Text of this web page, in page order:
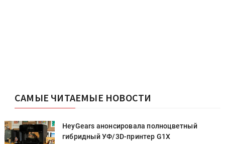
САМЫЕ ЧИТАЕМЫЕ НОВОСТИ
HeyGears анонсировала полноцветный
гибридный УФ/3D-принтер G1X